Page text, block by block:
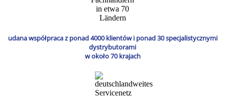
udana współpraca z ponad 4000 klientów i ponad 30 specjalistycznymi
dystrybutorami
w około 70 krajach